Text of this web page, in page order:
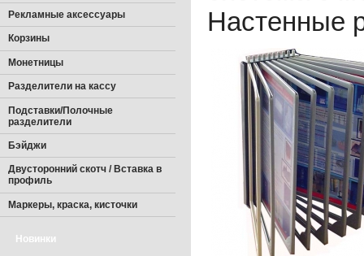
Рекламные аксессуары
Корзины
Монетницы
Разделители на кассу
Подставки/Полочные
разделители
Бэйджи
Двусторонний скотч / Вставка в
профиль
Маркеры, краска, кисточки
Новинки
Настенные